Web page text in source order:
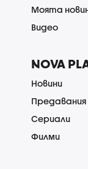
Моята
Видео
NOVA
Новини
Предавания
Сериали
Филми